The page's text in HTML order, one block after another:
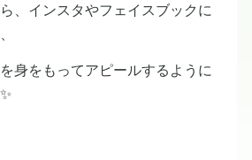
、インスタやフェイスブックに
身をもってアピールするように